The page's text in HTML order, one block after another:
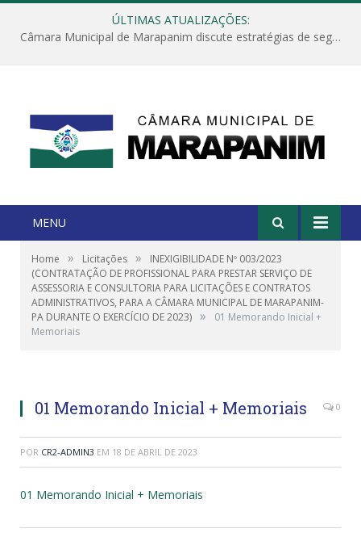
ÚLTIMAS ATUALIZAÇÕES:
Câmara Municipal de Marapanim discute estratégias de segurança com autoridades e poder executivo
MENU
Home » Licitações »
INEXIGIBILIDADE Nº 003/2023
(CONTRATAÇÃO DE PROFISSIONAL PARA PRESTAR SERVIÇO DE
ASSESSORIA E CONSULTORIA PARA LICITAÇÕES E CONTRATOS
ADMINISTRATIVOS, PARA A CÂMARA MUNICIPAL DE MARAPANIM-
PA DURANTE O EXERCÍCIO DE 2023) »
01 Memorando Inicial +
Memoriais
01 Memorando Inicial + Memoriais 0
POR CR2-ADMIN3 EM 18 DE ABRIL DE 2023
01 Memorando Inicial + Memoriais